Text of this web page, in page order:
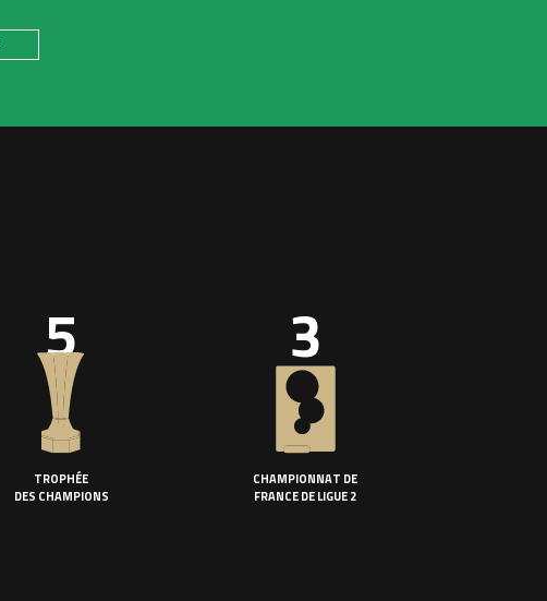
5
TROPHÉE
DES CHAMPIONS
3
CHAMPIONNAT DE
FRANCE DE LIGUE 2